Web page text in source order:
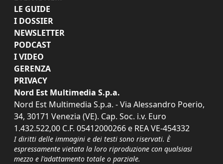
LE GUIDE
I DOSSIER
NEWSLETTER
PODCAST
I VIDEO
GERENZA
PRIVACY
Nord Est Multimedia S.p.a.
Nord Est Multimedia S.p.a. - Via Alessandro Poerio,
34, 30171 Venezia (VE). Cap. Soc. i.v. Euro
1.432.522,00 C.F. 05412000266 e REA VE-454332
I diritti delle immagini e dei testi sono riservati. È
espressamente vietata la loro riproduzione con qualsiasi
mezzo e l'adattamento totale o parziale.